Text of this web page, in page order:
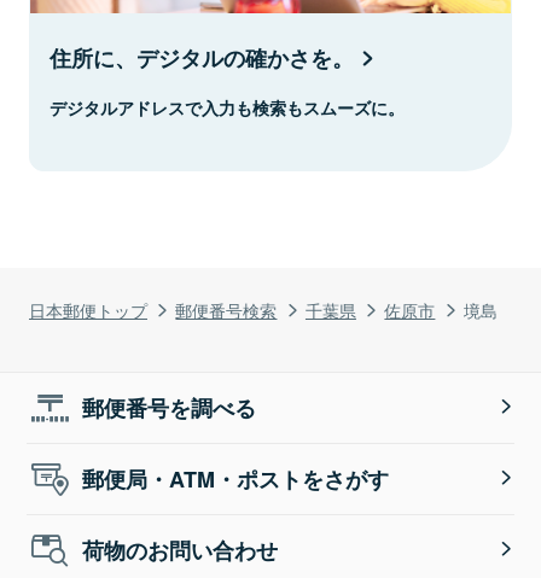
日本郵便トップ 郵便番号検索 千葉県 佐原市 境島
住所に、デジタルの確かさを。
デジタルアドレスで入力も検索もスムーズに。
郵便番号を調べる
郵便局・ATM・ポストをさがす
荷物のお問い合わせ